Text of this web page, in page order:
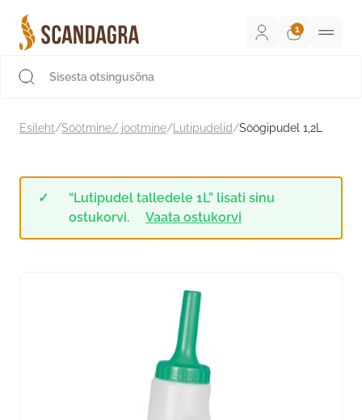
sisu
juurde
Esileht/Söötmine/ jootmine/ Lutipudelid/Söögipudel 1,2L
“Lutipudel talledele 1L” lisati sinu
ostukorvi.
Vaata ostukorvi